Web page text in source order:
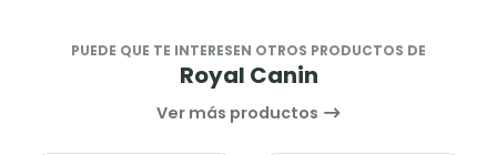
PUEDE QUE TE INTERESEN OTROS PRODUCTOS DE
Royal Canin
Ver más productos